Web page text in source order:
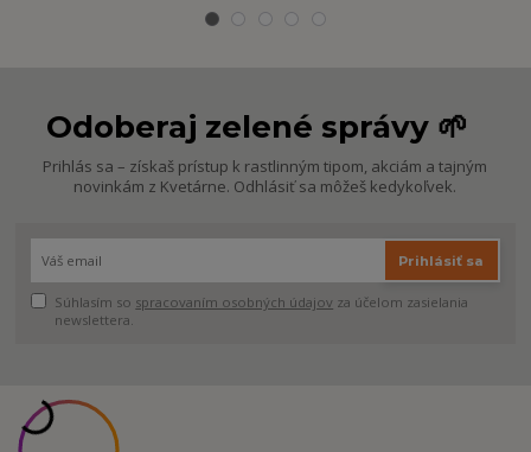
Odoberaj zelené správy 🌱
Prihlás sa – získaš prístup k rastlinným tipom, akciám a tajným
novinkám z Kvetárne. Odhlásiť sa môžeš kedykoľvek.
Prihlásiť sa
Súhlasím so spracovaním osobných údajov za účelom zasielania
newslettera.